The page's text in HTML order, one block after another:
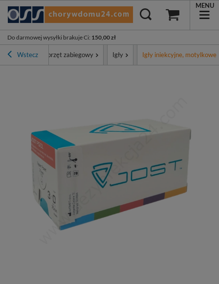
Do darmowej wysyłki brakuje Ci: 150,00 zł
MENU
Wstecz Sprzęt zabiegowy Igły Igły iniekcyjne, motylkowe